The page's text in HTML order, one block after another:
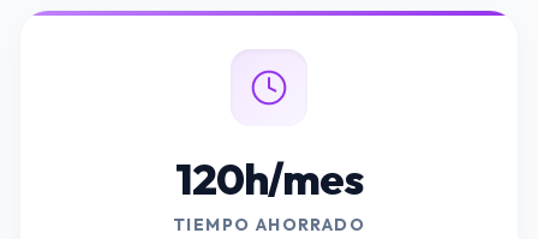
120h/mes
TIEMPO AHORRADO